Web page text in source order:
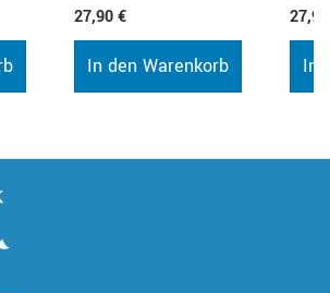
27,90 €
In den Warenkorb In